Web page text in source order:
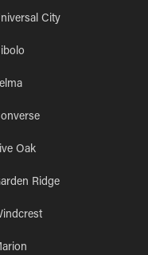
City
Oak
Ridge